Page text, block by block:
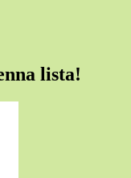
lista!